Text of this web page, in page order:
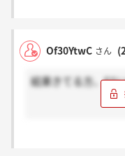
Of30YtwC さん
結果きてる方、ES